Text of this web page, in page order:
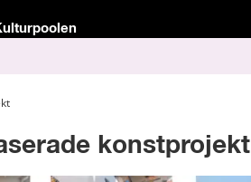
konstprojekt